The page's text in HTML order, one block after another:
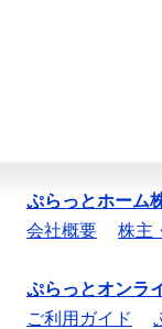
ぷらっとホーム
会社概要
株主
ぷらっとオンラ
ご利用ガイド